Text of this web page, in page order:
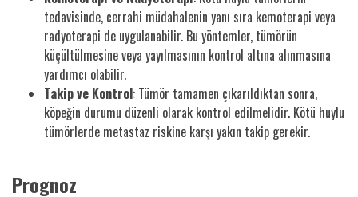
tedavisinde, cerrahi müdahalenin yanı sıra kemoterapi veya
radyoterapi de uygulanabilir. Bu yöntemler, tümörün
küçültülmesine veya yayılmasının kontrol altına alınmasına
yardımcı olabilir.
Takip ve Kontrol: Tümör tamamen çıkarıldıktan sonra,
köpeğin durumu düzenli olarak kontrol edilmelidir. Kötü huylu
tümörlerde metastaz riskine karşı yakın takip gerekir.
Prognoz